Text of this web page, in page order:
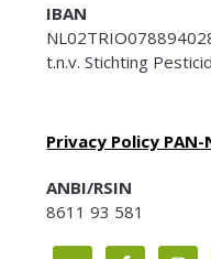
IBAN
t.n.v. Stichting
Privacy Policy PAN-
ANBI/RSIN
8611 93 581